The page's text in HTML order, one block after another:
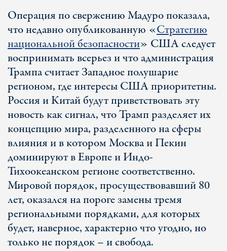
Операция по свержению Мадуро показала,
что недавно опубликованную «Стратегию
национальной безопасности» США следует
воспринимать всерьез и что администрация
Трампа считает Западное полушарие
регионом, где интересы США приоритетны.
Россия и Китай будут приветствовать эту
новость как сигнал, что Трамп разделяет их
концепцию мира, разделенного на сферы
влияния и в котором Москва и Пекин
доминируют в Европе и Индо-
Тихоокеанском регионе соответственно.
Мировой порядок, просуществовавший 80
лет, оказался на пороге замены тремя
региональными порядками, для которых
будет, наверное, характерно что угодно, но
только не порядок – и свобода.